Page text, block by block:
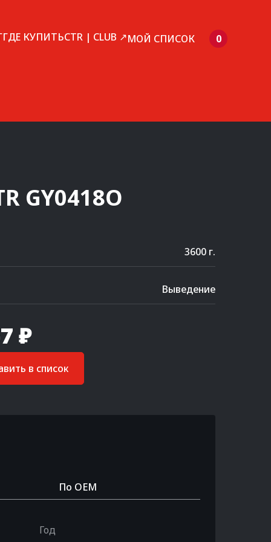
ГДЕ КУПИТЬCTR | CLUB ↗МОЙ СПИСОК 0
GY0418O
3600 г.
Выведение
₽
в список
По OEM
Год